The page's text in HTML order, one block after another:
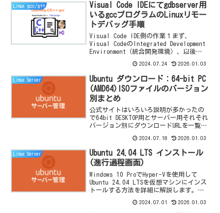
Linux gcc/g++
Visual Code IDEにてgdbserver用
いるgccプログラムのLinuxリモー
トデバッグ手順
Visual Code IDE側の作業１まず、
Visual CodeのIntegrated Development
Environment（統合開発環境）、以後
2024.07.24 2026.01.03
Linux Server
Ubuntu ダウンロード：64-bit PC
(AMD64)ISOファイルのバージョン
別まとめ
公式サイトはいろいろ説明が多かったの
で64bit DESKTOP用とサーバー用それそれ
バージョン別にダウンロードURLを一覧と
ンダウンロードURL更新日Ubuntu
14.04.6 LTS(Trusty ...
2024.07.18 2026.01.03
Linux Server
Ubuntu 24.04 LTS インストール
(進行過程画面)
Windows 10 ProでHyper-Vを使用して
Ubuntu 24.04 LTSを仮想マシンにインス
トールする方法を詳細に解説します。仮
ル、初期設定までの全ての手順を分かり
2024.07.01 2026.01.03